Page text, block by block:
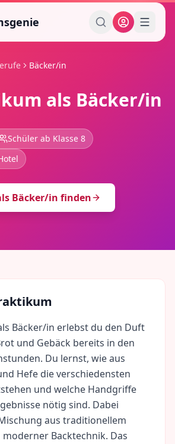
Bäcker/in
als Bäcker/in
Schüler ab Klasse 8
Bäcker/in finden
Bäcker/in erlebst du den Duft
und Gebäck bereits in den
Du lernst, wie aus
Hefe die verschiedensten
und welche Handgriffe
nötig sind. Dabei
aus traditionellem
Backtechnik. Das